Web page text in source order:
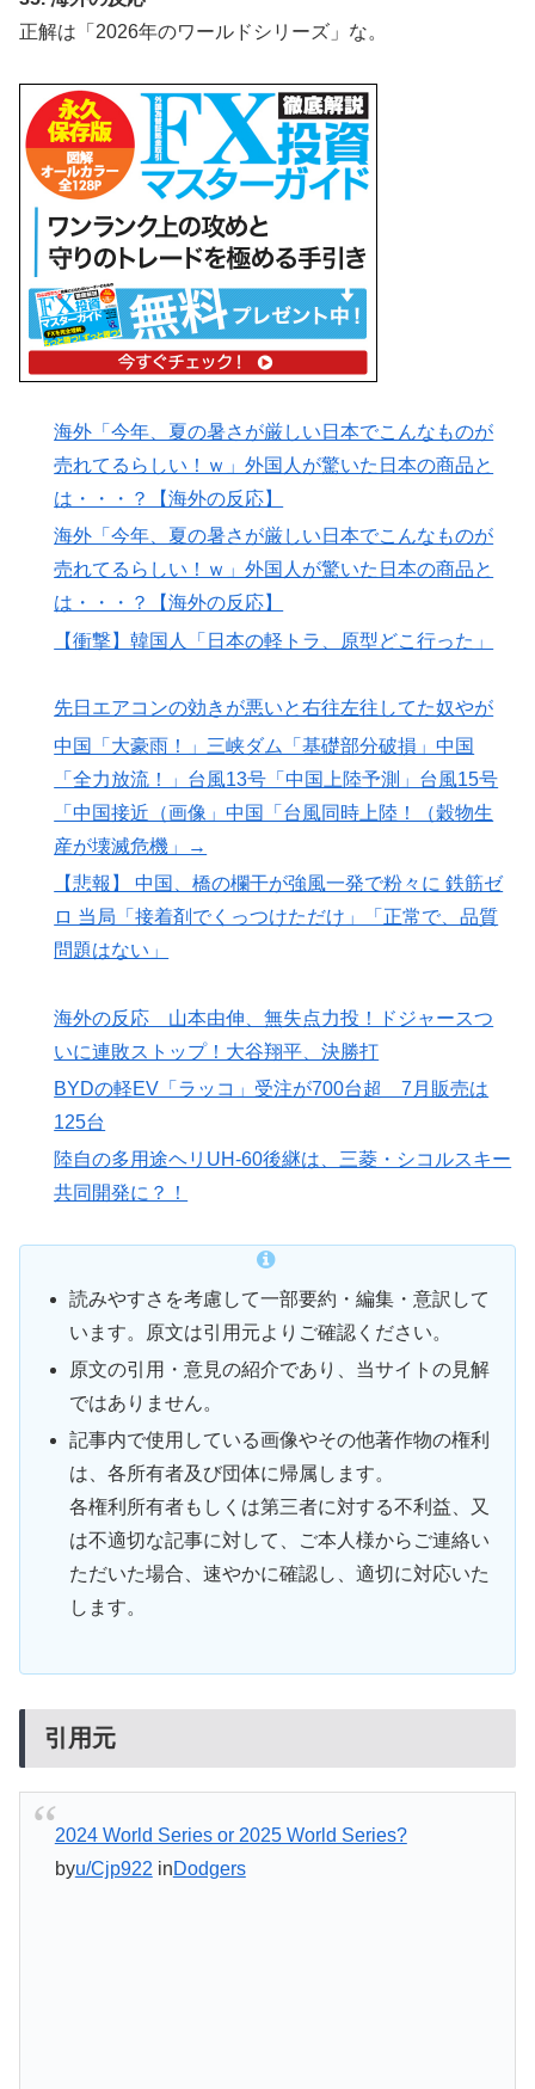
正解は「2026年のワールドシリーズ」な。
海外「今年、夏の暑さが厳しい日本でこんなものが
売れてるらしい！ｗ」外国人が驚いた日本の商品と
は・・・？【海外の反応】
海外「今年、夏の暑さが厳しい日本でこんなものが
売れてるらしい！ｗ」外国人が驚いた日本の商品と
は・・・？【海外の反応】
【衝撃】韓国人「日本の軽トラ、原型どこ行った」
先日エアコンの効きが悪いと右往左往してた奴やが
中国「大豪雨！」三峡ダム「基礎部分破損」中国
「全力放流！」台風13号「中国上陸予測」台風15号
「中国接近（画像」中国「台風同時上陸！（穀物生
産が壊滅危機」→
【悲報】 中国、橋の欄干が強風一発で粉々に 鉄筋ゼ
ロ 当局「接着剤でくっつけただけ」「正常で、品質
問題はない」
海外の反応 山本由伸、無失点力投！ドジャースつ
いに連敗ストップ！大谷翔平、決勝打
BYDの軽EV「ラッコ」受注が700台超 7月販売は
125台
陸自の多用途ヘリUH-60後継は、三菱・シコルスキー
共同開発に？！
読みやすさを考慮して一部要約・編集・意訳して
います。原文は引用元よりご確認ください。
原文の引用・意見の紹介であり、当サイトの見解
ではありません。
記事内で使用している画像やその他著作物の権利
は、各所有者及び団体に帰属します。
各権利所有者もしくは第三者に対する不利益、又
は不適切な記事に対して、ご本人様からご連絡い
ただいた場合、速やかに確認し、適切に対応いた
します。
引用元
2024 World Series or 2025 World Series?
byu/Cjp922 inDodgers